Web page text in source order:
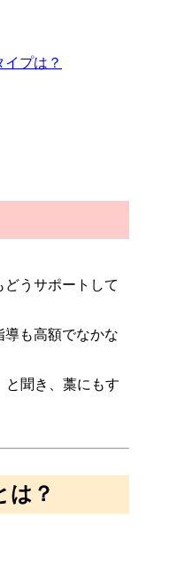
プは？
うサポートして
も高額でなかな
と聞き、藁にもす
は？